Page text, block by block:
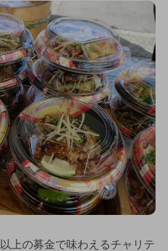
上の募金で味わえるチャリテ